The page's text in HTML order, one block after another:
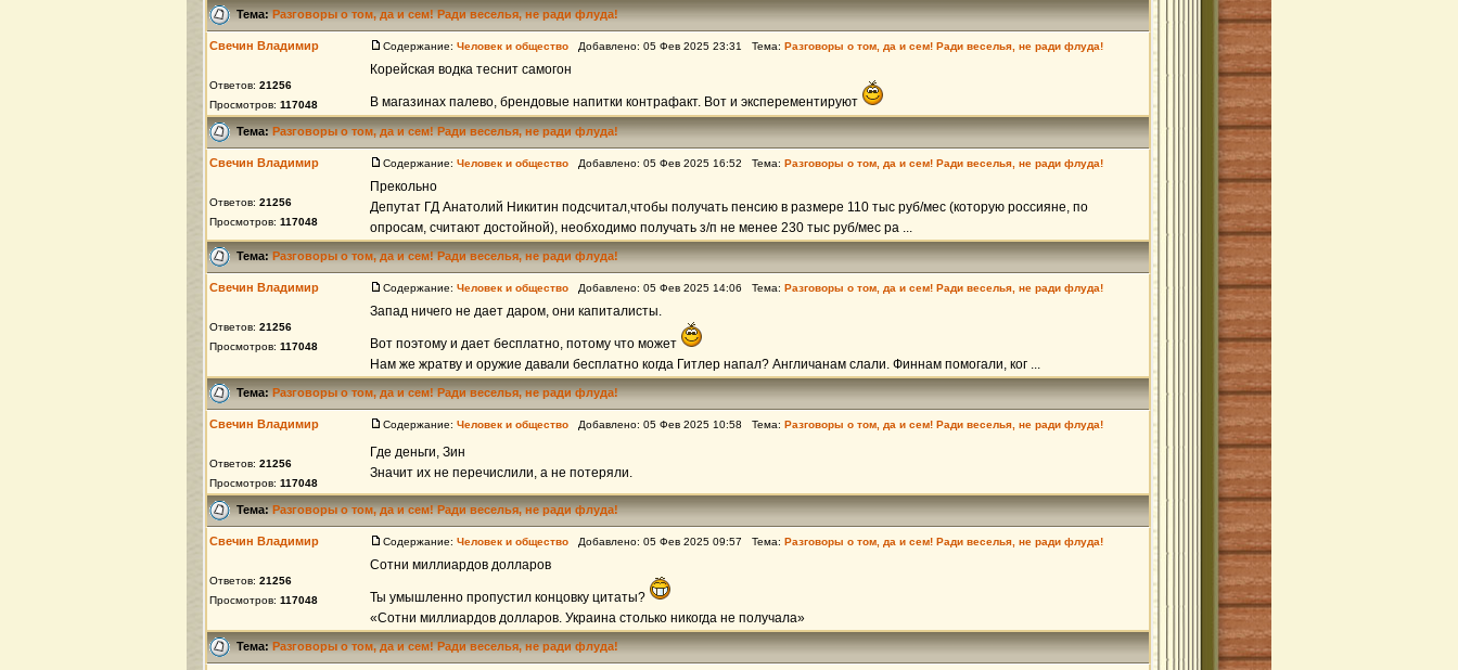
Тема:Разговоры о том, да и сем! Ради веселья, не ради флуда!
Свечин Владимир
Ответов: 21256
Просмотров: 117048
Содержание: Человек и общество Добавлено: 05 Фев 2025 23:31 Тема: Разговоры о том, да и сем! Ради веселья, не ради флуда!
Корейская водка теснит самогон
В магазинах палево, брендовые напитки контрафакт. Вот и эксперементируют
Тема:Разговоры о том, да и сем! Ради веселья, не ради флуда!
Свечин Владимир
Ответов: 21256
Просмотров: 117048
Содержание: Человек и общество Добавлено: 05 Фев 2025 16:52 Тема: Разговоры о том, да и сем! Ради веселья, не ради флуда!
Прекольно
Депутат ГД Анатолий Никитин подсчитал,чтобы получать пенсию в размере 110 тыс руб/мес (которую россияне, по
опросам, считают достойной), необходимо получать з/п не менее 230 тыс руб/мес ра ...
Тема:Разговоры о том, да и сем! Ради веселья, не ради флуда!
Свечин Владимир
Ответов: 21256
Просмотров: 117048
Содержание: Человек и общество Добавлено: 05 Фев 2025 14:06 Тема: Разговоры о том, да и сем! Ради веселья, не ради флуда!
Запад ничего не дает даром, они капиталисты.
Вот поэтому и дает бесплатно, потому что может
Нам же жратву и оружие давали бесплатно когда Гитлер напал? Англичанам слали. Финнам помогали, ког ...
Тема:Разговоры о том, да и сем! Ради веселья, не ради флуда!
Свечин Владимир
Ответов: 21256
Просмотров: 117048
Содержание: Человек и общество Добавлено: 05 Фев 2025 10:58 Тема: Разговоры о том, да и сем! Ради веселья, не ради флуда!
Где деньги, Зин
Значит их не перечислили, а не потеряли.
Тема:Разговоры о том, да и сем! Ради веселья, не ради флуда!
Свечин Владимир
Ответов: 21256
Просмотров: 117048
Содержание: Человек и общество Добавлено: 05 Фев 2025 09:57 Тема: Разговоры о том, да и сем! Ради веселья, не ради флуда!
Сотни миллиардов долларов
Ты умышленно пропустил концовку цитаты?
«Сотни миллиардов долларов. Украина столько никогда не получала»
Тема:Разговоры о том, да и сем! Ради веселья, не ради флуда!